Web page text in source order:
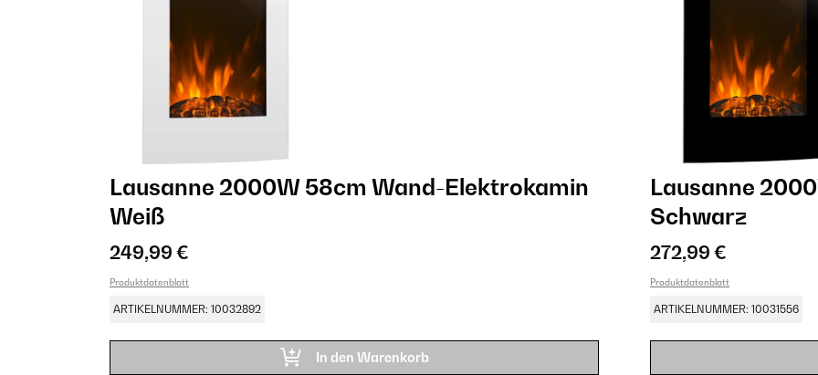
Lausanne 2000W 58cm Wand-Elektrokamin​
Weiß
249,99 €
Produktdatenblatt
ARTIKELNUMMER: 10032892
In den Warenkorb
Lausanne
Schwarz
272,99 €
Produktdatenblatt
ARTIKELNUMMER: 10031556